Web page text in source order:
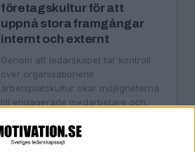
företagskultur för att
uppnå stora framgångar
internt och externt
Genom att ledarskapet tar kontroll
över organisationens
arbetsplatskultur ökar möjligheterna
till engagerade medarbetare och